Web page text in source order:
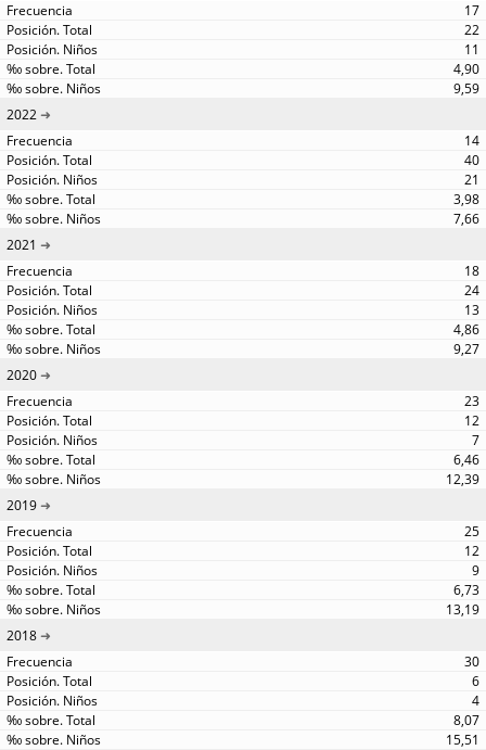
17
22
11
4,90
9,59
2022
14
40
21
3,98
7,66
2021
18
24
13
4,86
9,27
2020
23
12
7
6,46
12,39
2019
25
12
9
6,73
13,19
2018
30
6
4
8,07
15,51